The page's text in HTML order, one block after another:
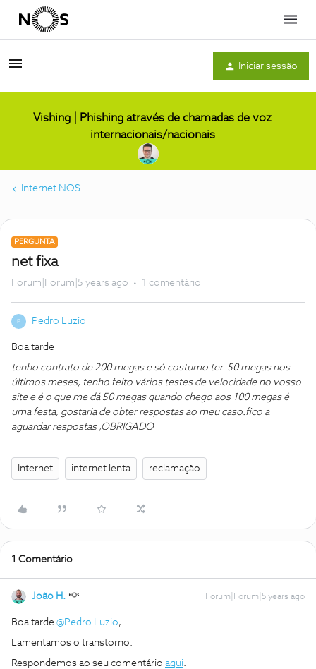
Menu
Iniciar sessão
Vishing | Phishing através de chamadas de voz
internacionais/nacionais
Internet NOS
PERGUNTA
net fixa
Forum|Forum|5 years ago 1 comentário
P Pedro Luzio
Boa tarde
tenho contrato de 200 megas e só costumo ter 50 megas nos
últimos meses, tenho feito vários testes de velocidade no vosso
site e é o que me dá 50 megas quando chego aos 100 megas é
uma festa, gostaria de obter respostas ao meu caso.fico a
aguardar respostas ,OBRIGADO
Internet internet lenta reclamação
1 Comentário
João H. Forum|Forum|5 years ago
Boa tarde @Pedro Luzio,
Lamentamos o transtorno.
Respondemos ao seu comentário aqui.